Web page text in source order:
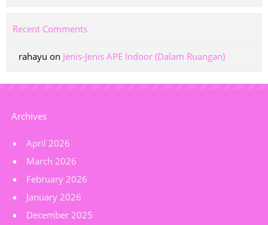
Recent Comments
rahayu on Jenis-Jenis APE Indoor (Dalam Ruangan)
Archives
April 2026
March 2026
February 2026
January 2026
December 2025